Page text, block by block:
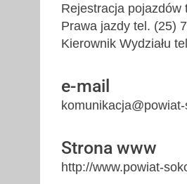
Rejestracja pojazdów
Prawa jazdy tel. (25)
Kierownik Wydziału
e-mail
Strona www
http://www.powiat-